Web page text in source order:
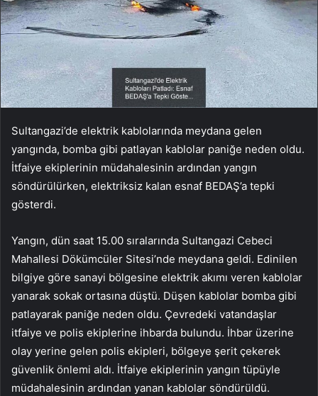
Sultangazi’de elektrik kablolarında meydana gelen
yangında, bomba gibi patlayan kablolar paniğe neden oldu.
İtfaiye ekiplerinin müdahalesinin ardından yangın
söndürülürken, elektriksiz kalan esnaf BEDAŞ’a tepki
gösterdi.
Yangın, dün saat 15.00 sıralarında Sultangazi Cebeci
Mahallesi Dökümcüler Sitesi’nde meydana geldi. Edinilen
bilgiye göre sanayi bölgesine elektrik akımı veren kablolar
yanarak sokak ortasına düştü. Düşen kablolar bomba gibi
patlayarak paniğe neden oldu. Çevredeki vatandaşlar
itfaiye ve polis ekiplerine ihbarda bulundu. İhbar üzerine
olay yerine gelen polis ekipleri, bölgeye şerit çekerek
güvenlik önlemi aldı. İtfaiye ekiplerinin yangın tüpüyle
müdahalesinin ardından yanan kablolar söndürüldü.